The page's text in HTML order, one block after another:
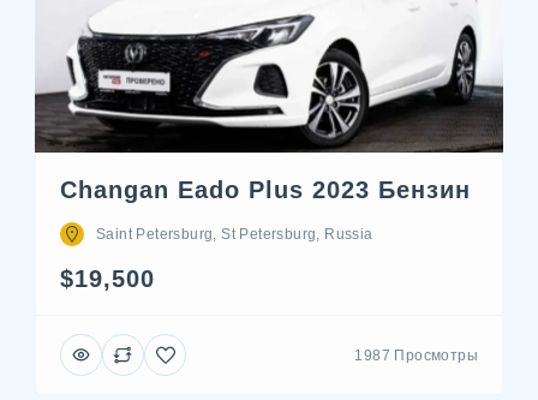
Changan Eado Plus 2023 Бензин
Saint Petersburg, St Petersburg, Russia
$19,500
1987 Просмотры